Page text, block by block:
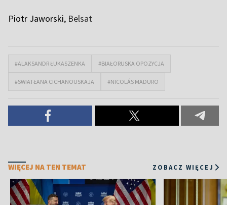
Piotr Jaworski, Belsat
#ALAKSANDR ŁUKASZENKA #BIAŁORUSKA OPOZYCJA
#SWIATŁANA CICHANOUSKAJA #NICOLÁS MADURO
WIĘCEJ NA TEN TEMAT ZOBACZ WIĘCEJ